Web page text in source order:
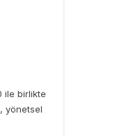
ile birlikte
yönetsel